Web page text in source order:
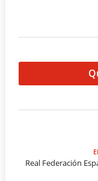
Real Federación